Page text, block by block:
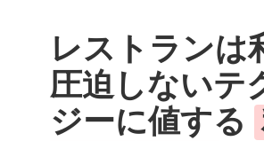
レストランは
圧迫しないテ
ジーに値する